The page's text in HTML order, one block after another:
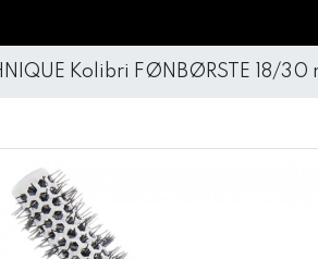
Kolibri FØNBØRSTE 18/